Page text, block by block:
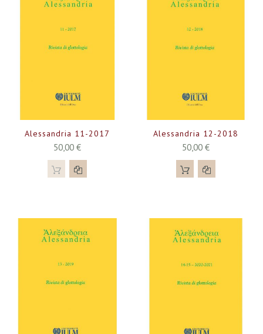
Alessandria 11-2017
50,00 €
Alessandria 12-2018
50,00 €